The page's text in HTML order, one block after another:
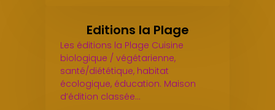
Editions la Plage
Les éditions la Plage Cuisine
biologique / végétarienne,
santé/diététique, habitat
écologique, éducation. Maison
d’édition classée…